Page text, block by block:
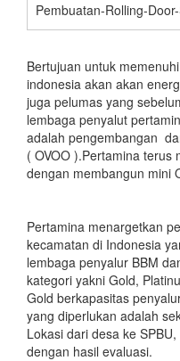
Pembuatan-Rolling-
Bertujuan untuk
indonesia akan akan
juga pelumas yang
lembaga penyalut
adalah pengembangan
( OVOO ).Pertamina
dengan membangun mini
Pertamina menargetkan
kecamatan di Indonesia
lembaga penyalur BBM
kategori yakni Gold,
Gold berkapasitas
yang diperlukan adalah
Lokasi dari desa ke
dengan hasil evaluasi.